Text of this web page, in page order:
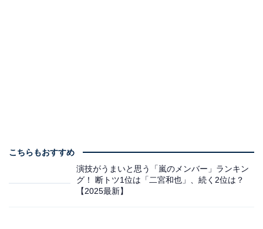
こちらもおすすめ
演技がうまいと思う「嵐のメンバー」ランキン
グ！ 断トツ1位は「二宮和也」、続く2位は？
【2025最新】